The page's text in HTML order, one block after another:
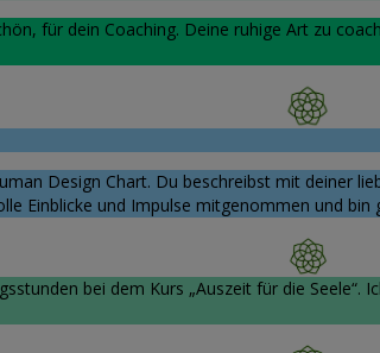
für dein Coaching. Deine ruhige Art zu
Design Chart. Du beschreibst mit deiner
Einblicke und Impulse mitgenommen und
bei dem Kurs „Auszeit für die